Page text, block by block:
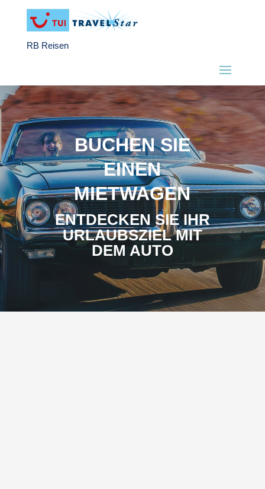
RB Reisen
BUCHEN SIE
EINEN
MIETWAGEN
ENTDECKEN SIE IHR
URLAUBSZIEL MIT
DEM AUTO